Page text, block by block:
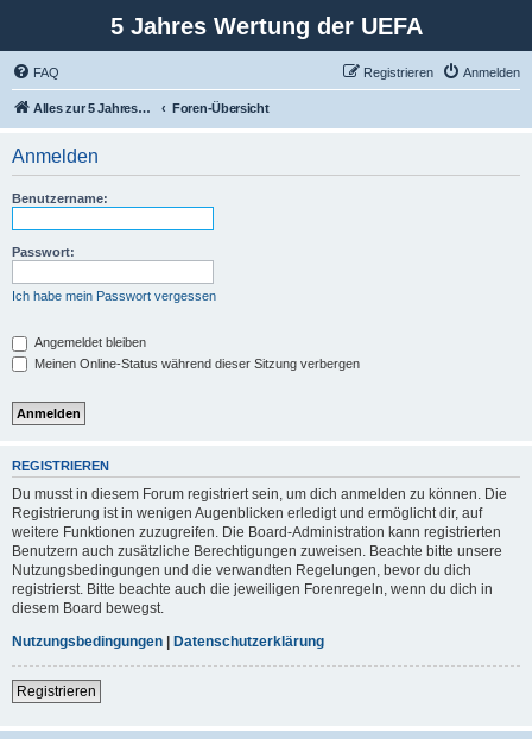
5 Jahres Wertung der UEFA
FAQ Anmelden
Registrieren
Alles zur 5 Jahreswertung / Tabelle der UEFA mit vielen Statistiken. Foren-Übersicht
Anmelden
Benutzername:
Passwort:
Ich habe mein Passwort vergessen
Angemeldet bleiben
Meinen Online-Status während dieser Sitzung verbergen
REGISTRIEREN
Du musst in diesem Forum registriert sein, um dich anmelden zu können. Die
Registrierung ist in wenigen Augenblicken erledigt und ermöglicht dir, auf
weitere Funktionen zuzugreifen. Die Board-Administration kann registrierten
Benutzern auch zusätzliche Berechtigungen zuweisen. Beachte bitte unsere
Nutzungsbedingungen und die verwandten Regelungen, bevor du dich
registrierst. Bitte beachte auch die jeweiligen Forenregeln, wenn du dich in
diesem Board bewegst.
Nutzungsbedingungen | Datenschutzerklärung
Registrieren